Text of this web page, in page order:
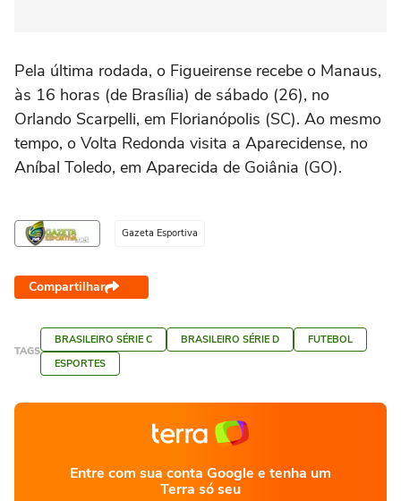
Pela última rodada, o Figueirense recebe o Manaus,
às 16 horas (de Brasília) de sábado (26), no
Orlando Scarpelli, em Florianópolis (SC). Ao mesmo
tempo, o Volta Redonda visita a Aparecidense, no
Aníbal Toledo, em Aparecida de Goiânia (GO).
Gazeta Esportiva
Compartilhar
TAGS
BRASILEIRO SÉRIE C BRASILEIRO SÉRIE D
FUTEBOL
ESPORTES
Entre com sua conta Google e tenha um
Terra só seu